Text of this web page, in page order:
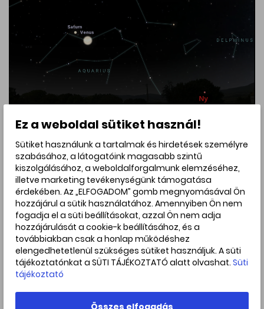
Megjegyzendő, hogy ezen az estén egy másik bolygó is a
Vízöntő csillagképben tartózkodik majd, a Vénuszhoz
viszonylag közel, mégpedig a Szaturnusz. A Naprendszer
hatodik bolygója a kis távcsővel is remekül látható
gyűrűrendszere miatt örök kedvenc, így ezen az estén
sem érdemes kihagyni a megfigyelését.
Az együttállás másik főszereplője, a 3,8 magnitúdós
lambda Aqr 9,7'-es távolságban balra lentebb látszik
majd a Vénusztól, így azt sem kell majd túlságosan sokáig
keresgélnünk. Szabad szemmel a nagy
fényességkülönbség miatt nem fog látszani az együttállás
(mint ahogy a Jupiter holdjait sem látjuk szabad
Ez a weboldal sütiket használ!
Sütiket használunk a tartalmak és hirdetések személyre
szabásához, a látogatóink magasabb szintű
kiszolgálásához, a weboldalforgalmunk elemzéséhez,
illetve marketing tevékenységünk támogatása
érdekében. Az „ELFOGADOM” gomb megnyomásával Ön
hozzájárul a sütik használatához. Amennyiben Ön nem
fogadja el a süti beállításokat, azzal Ön nem adja
hozzájárulását a cookie-k beállításához, és a
továbbiakban csak a honlap működéshez
elengedhetetlenül szükséges sütiket használjuk. A süti
tájékoztatónkat a SÜTI TÁJÉKOZTATÓ alatt olvashat. Süti
tájékoztató
Összes elfogadás